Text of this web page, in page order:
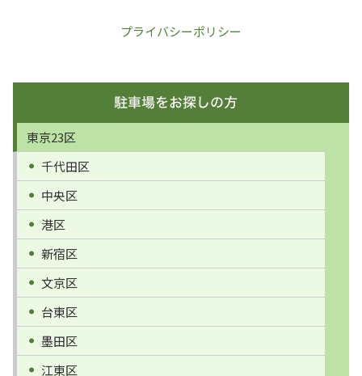
プライバシーポリシー
東京23区
千代田区
中央区
港区
新宿区
文京区
台東区
墨田区
江東区